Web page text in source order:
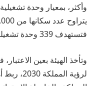
فتستهدف 339 وحدة تشغيلية.
وتأخذ الهيئة بعين
لرؤية